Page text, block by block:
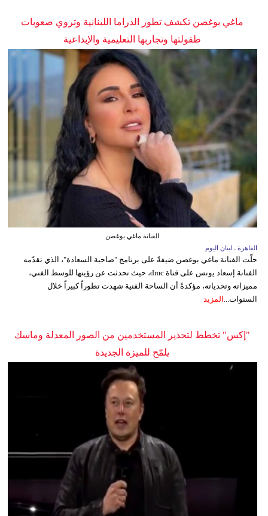
ماغي بوغصن تكشف تطور الدراما اللبنانية وتروي صعوبات
طفولتها وتجاربها التعليمية والإبداعية
الفنانة ماغي بوغصن
القاهرة ـ لبنان اليوم
حلّت الفنانة ماغي بوغصن ضيفةً على برنامج "صاحبة السعادة"، الذي تقدّمه
الفنانة إسعاد يونس على قناة dmc، حيث تحدثت عن رؤيتها للوسط الفني،
مميزاته وتحدياته، مؤكدةً أن الساحة الفنية شهدت تطوراً كبيراً خلال
السنوات...
المزيد
"إكس" تخطط لتحذير المستخدمين من الصور المعدلة وماسك
يلمّح للميزة الجديدة